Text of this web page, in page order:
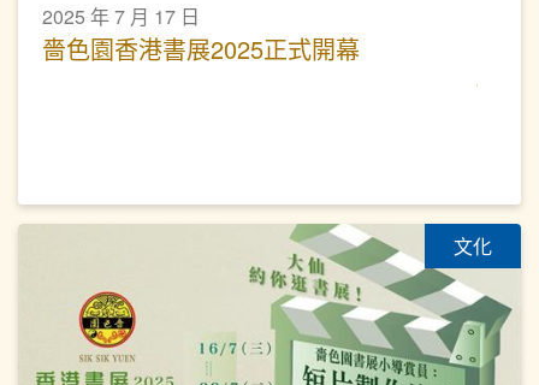
2025 年 7 月 17 日
嗇色園香港書展2025正式開幕
文化